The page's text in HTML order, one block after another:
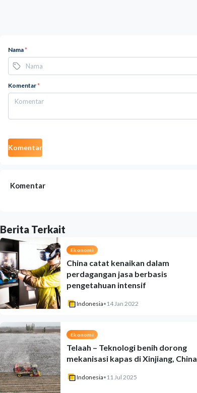
Nama*
Komentar*
Komentar
Komentar
Berita Terkait
Ekonomi
China catat kenaikan dalam
perdagangan jasa berbasis
pengetahuan intensif
Indonesia• 14 Jan 2022
Ekonomi
Telaah – Teknologi benih dorong
mekanisasi kapas di Xinjiang, China
Indonesia• 11 Jul 2025